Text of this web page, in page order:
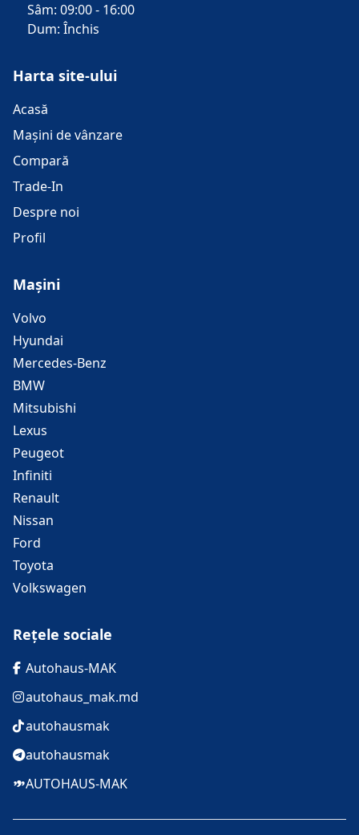
Sâm: 09:00 - 16:00
Dum: Închis
Harta site-ului
Acasă
Mașini de vânzare
Compară
Trade-In
Despre noi
Profil
Mașini
Volvo
Hyundai
Mercedes-Benz
BMW
Mitsubishi
Lexus
Peugeot
Infiniti
Renault
Nissan
Ford
Toyota
Volkswagen
Rețele sociale
Autohaus-MAK
autohaus_mak.md
autohausmak
autohausmak
AUTOHAUS-MAK